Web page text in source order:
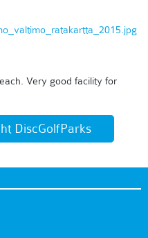
Very good facility for
DiscGolfParks